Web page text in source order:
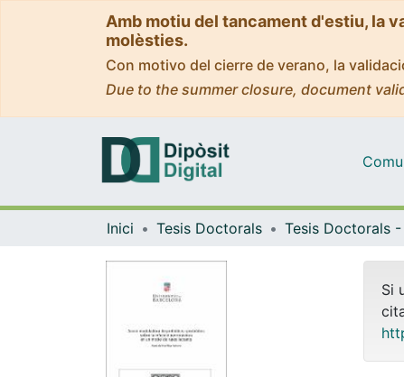
Amb motiu del tancament d'estiu, la
molèsties.
Con motivo del cierre de verano, la
Due to the summer closure, document
Inici Tesis Doctorals
Si